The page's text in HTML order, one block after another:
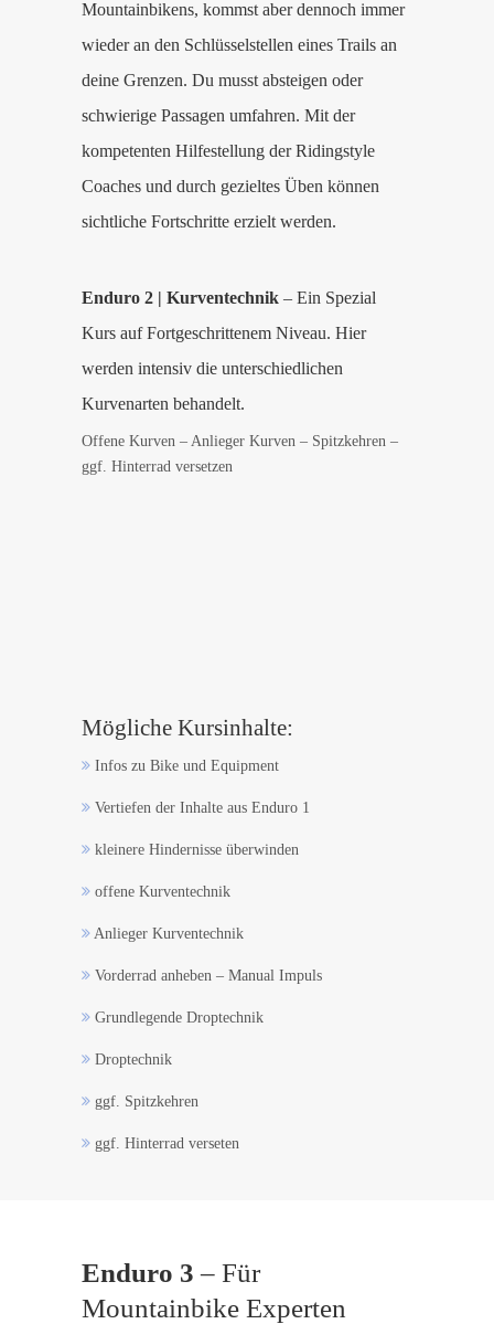
Mountainbikens, kommst aber dennoch immer
wieder an den Schlüsselstellen eines Trails an
deine Grenzen. Du musst absteigen oder
schwierige Passagen umfahren. Mit der
kompetenten Hilfestellung der Ridingstyle
Coaches und durch gezieltes Üben können
sichtliche Fortschritte erzielt werden.
Enduro 2 | Kurventechnik – Ein Spezial
Kurs auf Fortgeschrittenem Niveau. Hier
werden intensiv die unterschiedlichen
Kurvenarten behandelt.
Offene Kurven – Anlieger Kurven – Spitzkehren –
ggf. Hinterrad versetzen
Mögliche Kursinhalte:
Infos zu Bike und Equipment
Vertiefen der Inhalte aus Enduro 1
kleinere Hindernisse überwinden
offene Kurventechnik
Anlieger Kurventechnik
Vorderrad anheben – Manual Impuls
Grundlegende Droptechnik
Droptechnik
ggf. Spitzkehren
ggf. Hinterrad verseten
Enduro 3 – Für
Mountainbike Experten